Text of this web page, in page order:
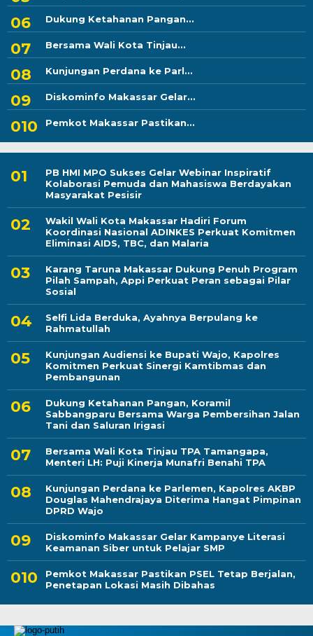
Dukung Ketahanan Pangan...
Bersama Wali Kota Tinjau...
Kunjungan Perdana ke Parl...
Diskominfo Makassar Gelar...
Pemkot Makassar Pastikan...
PB HMI MPO Sukses Gelar Webinar Inspiratif
Kolaborasi Pemuda dan Mahasiswa Berdayakan
Masyarakat Pesisir
Wakil Wali Kota Makassar Hadiri Forum
Koordinasi Nasional ADINKES Perkuat Komitmen
Eliminasi AIDS, TBC, dan Malaria
Karang Taruna Makassar Dukung Penuh Program
Pilah Sampah, Appi Perkuat Peran sebagai Pilar
Sosial
Selfi Lida Berduka, Ayahnya Berpulang ke
Rahmatullah
Kunjungan Audiensi ke Bupati Wajo, Kapolres
Komitmen Perkuat Sinergi Kamtibmas dan
Pembangunan
Dukung Ketahanan Pangan, Koramil
Sabbangparu Bersama Warga Pembersihan Jalan
Tani dan Saluran Irigasi
Bersama Wali Kota Tinjau TPA Tamangapa,
Menteri LH: Puji Kinerja Munafri Benahi TPA
Kunjungan Perdana ke Parlemen, Kapolres AKBP
Douglas Mahendrajaya Diterima Hangat Pimpinan
DPRD Wajo
Diskominfo Makassar Gelar Kampanye Literasi
Keamanan Siber untuk Pelajar SMP
Pemkot Makassar Pastikan PSEL Tetap Berjalan,
Penetapan Lokasi Masih Dibahas